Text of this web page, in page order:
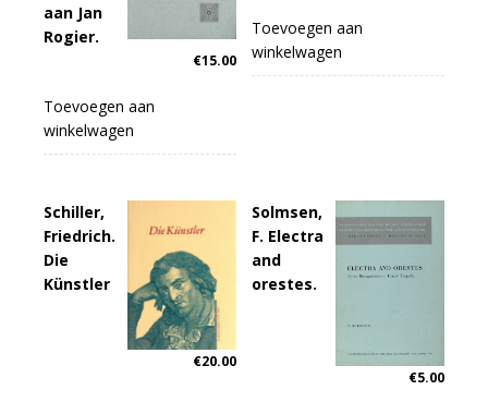
aan Jan
Rogier.
€15.00
Toevoegen aan
winkelwagen
Toevoegen aan
winkelwagen
Schiller,
Friedrich.
Die
Künstler
€20.00
Solmsen,
F. Electra
and
orestes.
€5.00